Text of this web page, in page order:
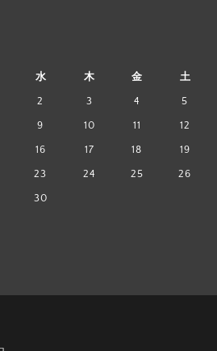
水 木 金 土
2 3 4 5
9 10 11 12
16 17 18 19
23 24 25 26
30